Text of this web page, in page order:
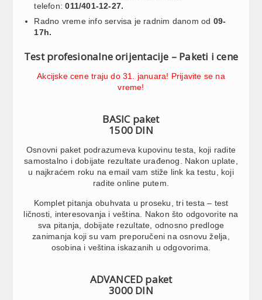
telefon:011/401-12-27.
Radno vreme info servisa je radnim danom od 09-
17h.
Test profesionalne orijentacije – Paketi i cene
Akcijske cene traju do 31. januara! Prijavite se na
vreme!
BASIC paket
1500 DIN
Osnovni paket podrazumeva kupovinu testa, koji radite
samostalno i dobijate rezultate urađenog. Nakon uplate,
u najkraćem roku na email vam stiže link ka testu, koji
radite online putem.
Komplet pitanja obuhvata u proseku, tri testa – test
ličnosti, interesovanja i veština. Nakon što odgovorite na
sva pitanja, dobijate rezultate, odnosno predloge
zanimanja koji su vam preporučeni na osnovu želja,
osobina i veština iskazanih u odgovorima.
ADVANCED paket
3000 DIN